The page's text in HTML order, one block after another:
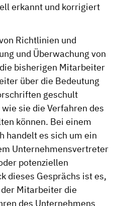
erkannt und korrigiert
Richtlinien und
und Überwachung von
bisherigen Mitarbeiter
über die Bedeutung
geschult
sie die Verfahren des
können. Bei einem
handelt es sich um ein
Unternehmensvertreter
potenziellen
dieses Gesprächs ist es,
Mitarbeiter die
des Unternehmens